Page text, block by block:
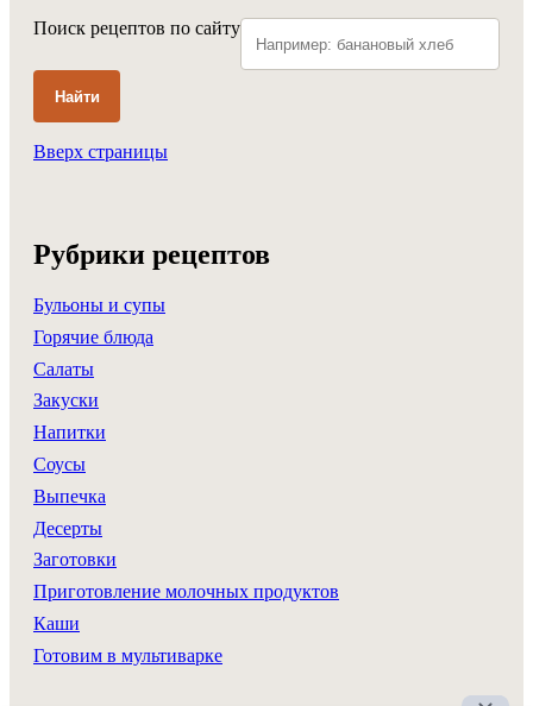
Поиск рецептов по сайту
Найти
Вверх страницы
Рубрики рецептов
Бульоны и супы
Горячие блюда
Салаты
Закуски
Напитки
Соусы
Выпечка
Десерты
Заготовки
Приготовление молочных продуктов
Каши
Готовим в мультиварке